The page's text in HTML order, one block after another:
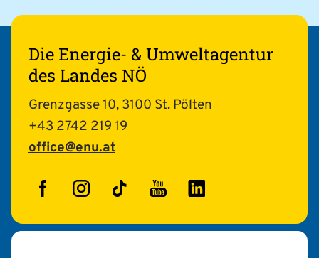
Die Energie- & Umweltagentur
des Landes NÖ
Grenzgasse 10, 3100 St. Pölten
+43 2742 219 19
office@enu.at
FacebookInstagram
TikTokYouTubeLinkedIn